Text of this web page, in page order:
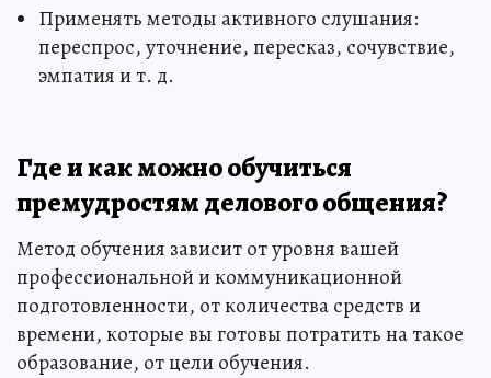
Применять методы активного слушания:
переспрос, уточнение, пересказ, сочувствие,
эмпатия и т. д.
Где и как можно обучиться
премудростям делового общения?
Метод обучения зависит от уровня вашей
профессиональной и коммуникационной
подготовленности, от количества средств и
времени, которые вы готовы потратить на такое
образование, от цели обучения.